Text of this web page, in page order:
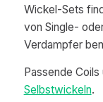
Wickel-Sets
von Single-
Verdampfer
Passende
Selbstwickeln.